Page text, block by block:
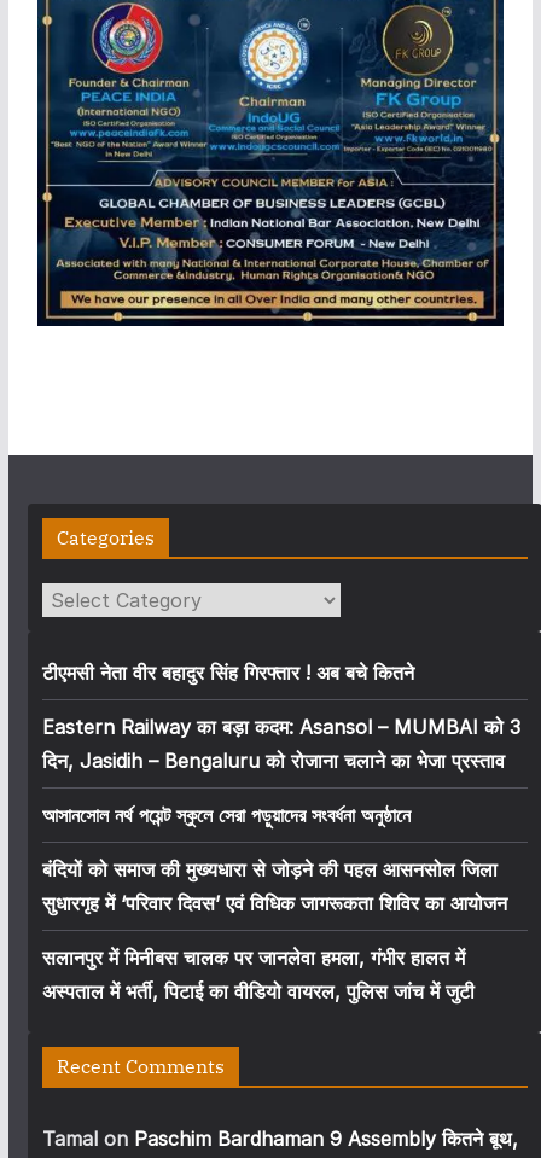
Categories
Categories
टीएमसी नेता वीर बहादुर सिंह गिरफ्तार ! अब बचे कितने
Eastern Railway का बड़ा कदम: Asansol – MUMBAI को 3
दिन, Jasidih – Bengaluru को रोजाना चलाने का भेजा प्रस्ताव
আসানসোল নর্থ পয়েন্ট স্কুলে সেরা পড়ুয়াদের সংবর্ধনা অনুষ্ঠানে
बंदियों को समाज की मुख्यधारा से जोड़ने की पहल आसनसोल जिला
सुधारगृह में ‘परिवार दिवस’ एवं विधिक जागरूकता शिविर का आयोजन
सलानपुर में मिनीबस चालक पर जानलेवा हमला, गंभीर हालत में
अस्पताल में भर्ती, पिटाई का वीडियो वायरल, पुलिस जांच में जुटी
Recent Comments
Tamalon Paschim Bardhaman 9 Assembly कितने बूथ,